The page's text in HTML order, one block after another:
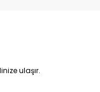
ulaşır.